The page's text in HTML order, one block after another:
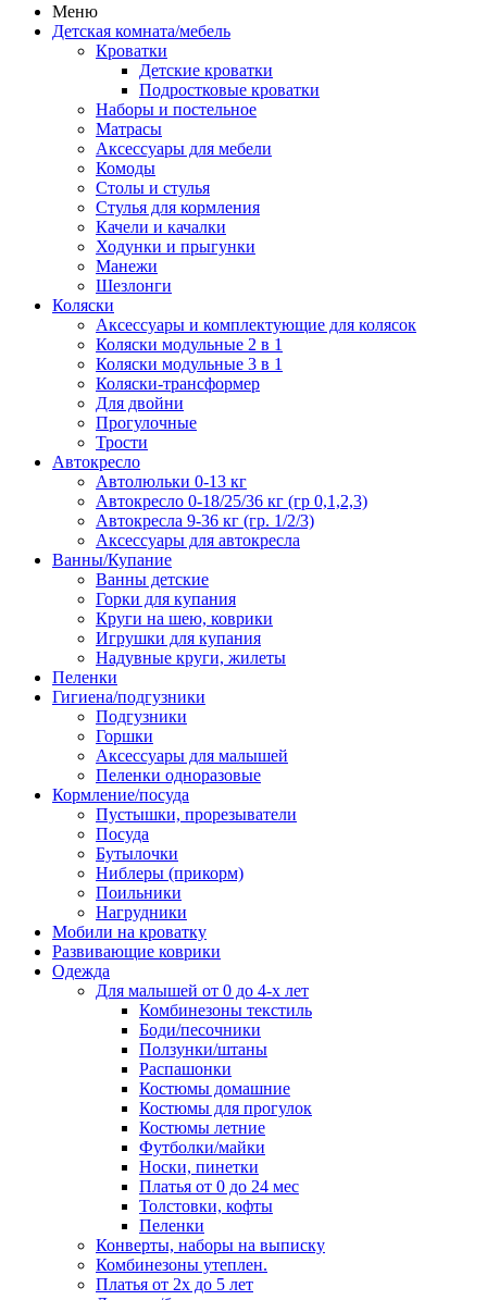
Меню
Детская комната/мебель
Кроватки
Детские кроватки
Подростковые кроватки
Наборы и постельное
Матрасы
Аксессуары для мебели
Комоды
Столы и стулья
Стулья для кормления
Качели и качалки
Ходунки и прыгунки
Манежи
Шезлонги
Коляски
Аксессуары и комплектующие для колясок
Коляски модульные 2 в 1
Коляски модульные 3 в 1
Коляски-трансформер
Для двойни
Прогулочные
Трости
Автокресло
Автолюльки 0-13 кг
Автокресло 0-18/25/36 кг (гр 0,1,2,3)
Автокресла 9-36 кг (гр. 1/2/3)
Аксессуары для автокресла
Ванны/Купание
Ванны детские
Горки для купания
Круги на шею, коврики
Игрушки для купания
Надувные круги, жилеты
Пеленки
Гигиена/подгузники
Подгузники
Горшки
Аксессуары для малышей
Пеленки одноразовые
Кормление/посуда
Пустышки, прорезыватели
Посуда
Бутылочки
Ниблеры (прикорм)
Поильники
Нагрудники
Мобили на кроватку
Развивающие коврики
Одежда
Для малышей от 0 до 4-х лет
Комбинезоны текстиль
Боди/песочники
Ползунки/штаны
Распашонки
Костюмы домашние
Костюмы для прогулок
Костюмы летние
Футболки/майки
Носки, пинетки
Платья от 0 до 24 мес
Толстовки, кофты
Пеленки
Конверты, наборы на выписку
Комбинезоны утеплен.
Платья от 2х до 5 лет